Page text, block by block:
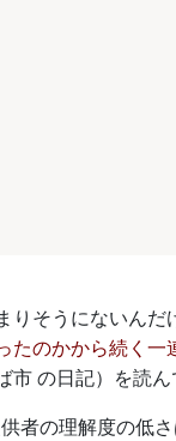
そうにないんだ
たのかから続く一
の日記）を読ん
者の理解度の低